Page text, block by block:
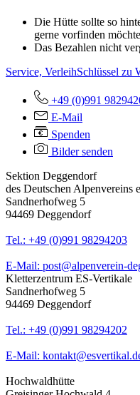
Die Hütte sollte so
gerne vorfinden
Das Bezahlen nicht
Service, VerleihSchlüssel zu
+49 (0)991
E-Mail
Spenden
Bilder senden
Sektion Deggendorf
des Deutschen Alpenvereins
Sandnerhofweg 5
94469 Deggendorf
Tel.: +49 (0)991 98294203
E-Mail: post@alpenverein-
Kletterzentrum ES-Vertikale
Sandnerhofweg 5
94469 Deggendorf
Tel.: +49 (0)991 98294202
E-Mail:
Hochwaldhütte